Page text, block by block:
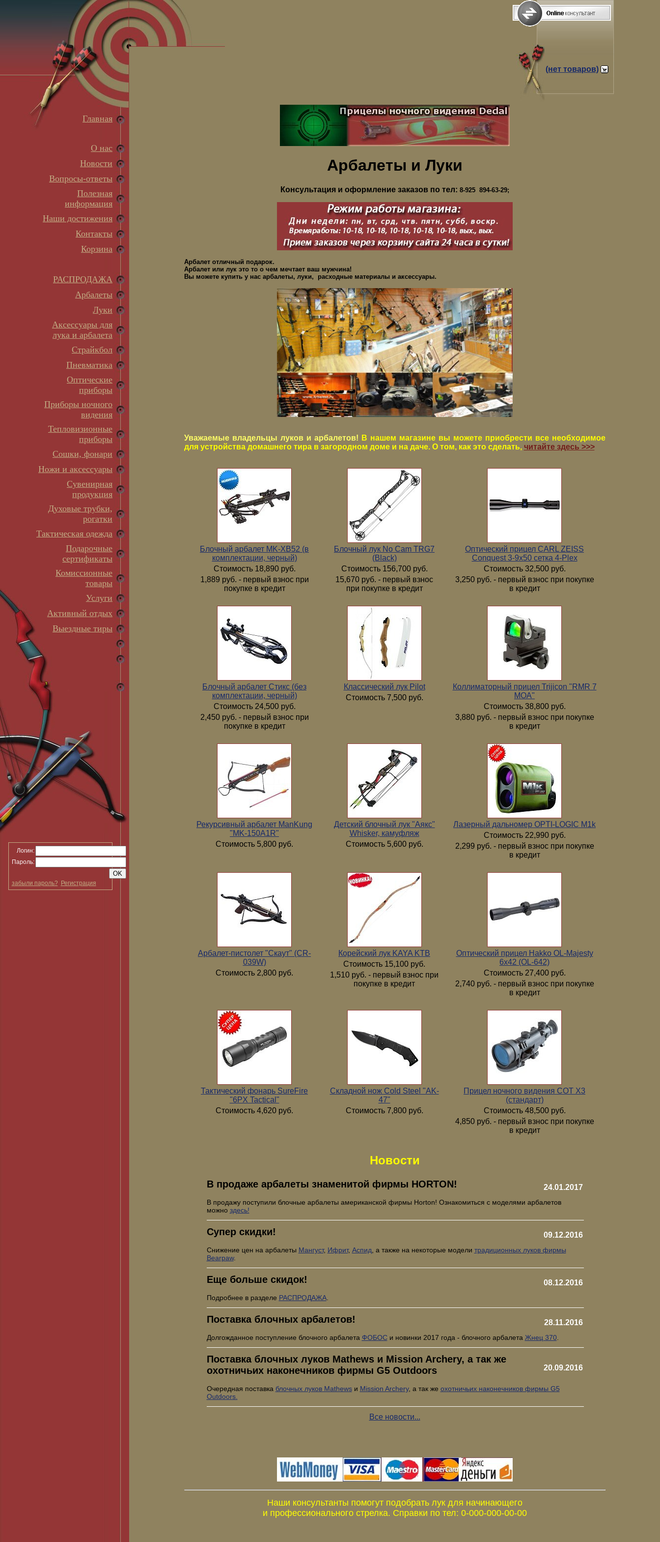
Главная
О нас
Новости
Вопросы-ответы
Полезная
информация
Наши достижения
Контакты
Корзина
РАСПРОДАЖА
Арбалеты
Луки
Аксессуары для
лука и арбалета
Страйкбол
Пневматика
Оптические
приборы
Приборы ночного
видения
Тепловизионные
приборы
Сошки, фонари
Ножи и аксессуары
Сувенирная
продукция
Духовые трубки,
рогатки
Тактическая одежда
Подарочные
сертификаты
Комиссионные
товары
Услуги
Активный отдых
Выездные тиры
Логин:
Пароль:
забыли пароль? Регистрация
(нет товаров)
Арбалеты и Луки
Консультация и оформление заказов по тел: 8-925 894-63-29;
Арбалет отличный подарок.
Арбалет или лук это то о чем мечтает ваш мужчина!
Вы можете купить у нас арбалеты, луки, расходные материалы и аксессуары.
Уважаемые владельцы луков и арбалетов! В нашем магазине вы можете приобрести все необходимое
для устройства домашнего тира в загородном доме и на даче. О том, как это сделать, читайте здесь >>>
Блочный арбалет MK-XB52 (в
комплектации, черный)
Стоимость 18,890 руб.
1,889 руб. - первый взнос при
покупке в кредит
Блочный лук No Cam TRG7
(Black)
Стоимость 156,700 руб.
15,670 руб. - первый взнос
при покупке в кредит
Оптический прицел CARL ZEISS
Conquest 3-9x50 сетка 4-Plex
Стоимость 32,500 руб.
3,250 руб. - первый взнос при покупке
в кредит
Блочный арбалет Стикс (без
комплектации, черный)
Стоимость 24,500 руб.
2,450 руб. - первый взнос при
покупке в кредит
Классический лук Pilot
Стоимость 7,500 руб.
Коллиматорный прицел Trijicon "RMR 7
МОА"
Стоимость 38,800 руб.
3,880 руб. - первый взнос при покупке
в кредит
Рекурсивный арбалет ManKung
"MK-150А1R"
Стоимость 5,800 руб.
Детский блочный лук "Аякс"
Whisker, камуфляж
Стоимость 5,600 руб.
Лазерный дальномер OPTI-LOGIC M1k
Стоимость 22,990 руб.
2,299 руб. - первый взнос при покупке
в кредит
Арбалет-пистолет "Скаут" (CR-
039W)
Стоимость 2,800 руб.
Корейский лук KAYA KTB
Стоимость 15,100 руб.
1,510 руб. - первый взнос при
покупке в кредит
Оптический прицел Hakko OL-Majesty
6x42 (OL-642)
Стоимость 27,400 руб.
2,740 руб. - первый взнос при покупке
в кредит
Тактический фонарь SureFire
"6PX Tactical"
Стоимость 4,620 руб.
Складной нож Cold Steel "AK-
47"
Стоимость 7,800 руб.
Прицел ночного видения COT X3
(стандарт)
Стоимость 48,500 руб.
4,850 руб. - первый взнос при покупке
в кредит
Новости
В продаже арбалеты знаменитой фирмы HORTON! 24.01.2017
В продажу поступили блочные арбалеты американской фирмы Horton! Ознакомиться с моделями арбалетов
можно здесь!
Супер скидки! 09.12.2016
Снижение цен на арбалеты Мангуст, Ифрит, Аспид , а также на некоторые модели традиционных луков фирмы
Bearpaw.
Еще больше скидок! 08.12.2016
Подробнее в разделе РАСПРОДАЖА.
Поставка блочных арбалетов! 28.11.2016
Долгожданное поступление блочного арбалета ФОБОСи новинки 2017 года - блочного арбалета Жнец 370.
Поставка блочных луков Mathews и Mission Archery, а так же
охотничьих наконечников фирмы G5 Outdoors
20.09.2016
Очередная поставка блочных луков Mathewsи Mission Archery, а так же охотничьих наконечников фирмы G5
Outdoors.
Все новости...
Наши консультанты помогут подобрать лук для начинающего
и профессионального стрелка. Справки по тел: 0-000-000-00-00